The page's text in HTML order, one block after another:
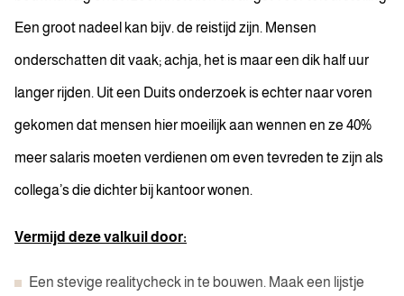
Een groot nadeel kan bijv. de reistijd zijn. Mensen
onderschatten dit vaak; achja, het is maar een dik half uur
langer rijden. Uit een Duits onderzoek is echter naar voren
gekomen dat mensen hier moeilijk aan wennen en ze 40%
meer salaris moeten verdienen om even tevreden te zijn als
collega’s die dichter bij kantoor wonen.
Vermijd deze valkuil door:
Een stevige realitycheck in te bouwen. Maak een lijstje